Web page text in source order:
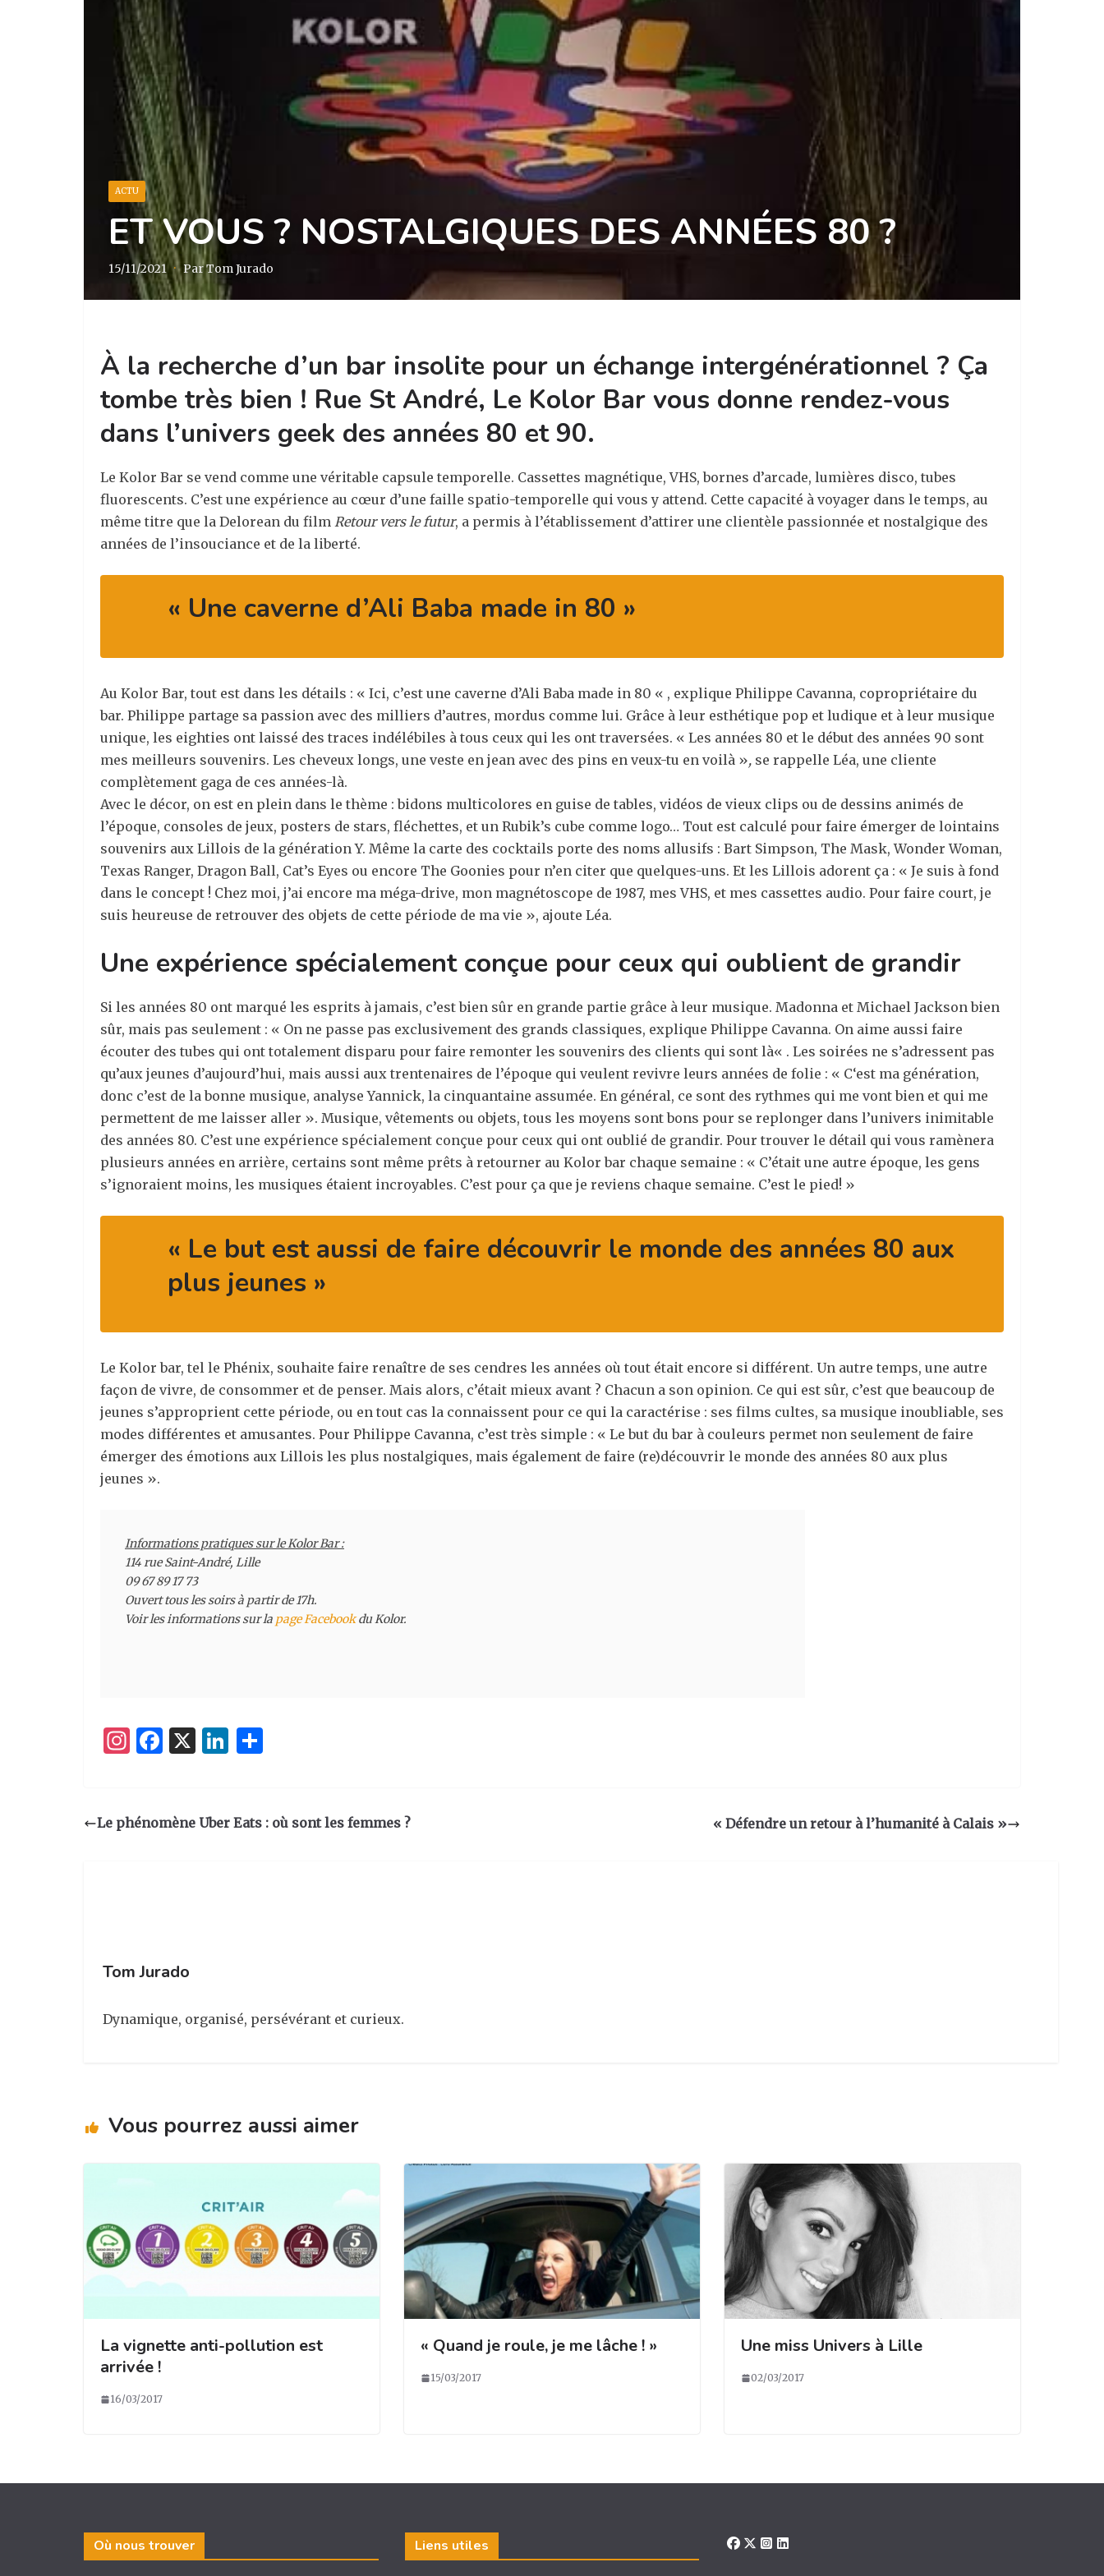
ACTU
ET VOUS ? NOSTALGIQUES DES ANNÉES 80 ?
15/11/2021 · Par Tom Jurado
À la recherche d’un bar insolite pour un échange intergénérationnel ? Ça
tombe très bien ! Rue St André, Le Kolor Bar vous donne rendez-vous
dans l’univers geek des années 80 et 90.
Le Kolor Bar se vend comme une véritable capsule temporelle. Cassettes magnétique, VHS, bornes d’arcade, lumières disco, tubes
fluorescents. C’est une expérience au cœur d’une faille spatio-temporelle qui vous y attend. Cette capacité à voyager dans le temps, au
même titre que la Delorean du film Retour vers le futur, a permis à l’établissement d’attirer une clientèle passionnée et nostalgique des
années de l’insouciance et de la liberté.
« Une caverne d’Ali Baba made in 80 »
Au Kolor Bar, tout est dans les détails : « Ici, c’est une caverne d’Ali Baba made in 80 « , explique Philippe Cavanna, copropriétaire du
bar. Philippe partage sa passion avec des milliers d’autres, mordus comme lui. Grâce à leur esthétique pop et ludique et à leur musique
unique, les eighties ont laissé des traces indélébiles à tous ceux qui les ont traversées. « Les années 80 et le début des années 90 sont
mes meilleurs souvenirs. Les cheveux longs, une veste en jean avec des pins en veux-tu en voilà », se rappelle Léa, une cliente
complètement gaga de ces années-là.
Avec le décor, on est en plein dans le thème : bidons multicolores en guise de tables, vidéos de vieux clips ou de dessins animés de
l’époque, consoles de jeux, posters de stars, fléchettes, et un Rubik’s cube comme logo… Tout est calculé pour faire émerger de lointains
souvenirs aux Lillois de la génération Y. Même la carte des cocktails porte des noms allusifs : Bart Simpson, The Mask, Wonder Woman,
Texas Ranger, Dragon Ball, Cat’s Eyes ou encore The Goonies pour n’en citer que quelques-uns. Et les Lillois adorent ça : « Je suis à fond
dans le concept ! Chez moi, j’ai encore ma méga-drive, mon magnétoscope de 1987, mes VHS, et mes cassettes audio. Pour faire court, je
suis heureuse de retrouver des objets de cette période de ma vie », ajoute Léa.
Une expérience spécialement conçue pour ceux qui oublient de grandir
Si les années 80 ont marqué les esprits à jamais, c’est bien sûr en grande partie grâce à leur musique. Madonna et Michael Jackson bien
sûr, mais pas seulement : « On ne passe pas exclusivement des grands classiques, explique Philippe Cavanna. On aime aussi faire
écouter des tubes qui ont totalement disparu pour faire remonter les souvenirs des clients qui sont là« . Les soirées ne s’adressent pas
qu’aux jeunes d’aujourd’hui, mais aussi aux trentenaires de l’époque qui veulent revivre leurs années de folie : « C‘est ma génération,
donc c’est de la bonne musique, analyse Yannick, la cinquantaine assumée. En général, ce sont des rythmes qui me vont bien et qui me
permettent de me laisser aller ». Musique, vêtements ou objets, tous les moyens sont bons pour se replonger dans l’univers inimitable
des années 80. C’est une expérience spécialement conçue pour ceux qui ont oublié de grandir. Pour trouver le détail qui vous ramènera
plusieurs années en arrière, certains sont même prêts à retourner au Kolor bar chaque semaine : « C’était une autre époque, les gens
s’ignoraient moins, les musiques étaient incroyables. C’est pour ça que je reviens chaque semaine. C’est le pied! »
« Le but est aussi de faire découvrir le monde des années 80 aux
plus jeunes »
Le Kolor bar, tel le Phénix, souhaite faire renaître de ses cendres les années où tout était encore si différent. Un autre temps, une autre
façon de vivre, de consommer et de penser. Mais alors, c’était mieux avant ? Chacun a son opinion. Ce qui est sûr, c’est que beaucoup de
jeunes s’approprient cette période, ou en tout cas la connaissent pour ce qui la caractérise : ses films cultes, sa musique inoubliable, ses
modes différentes et amusantes. Pour Philippe Cavanna, c’est très simple : « Le but du bar à couleurs permet non seulement de faire
émerger des émotions aux Lillois les plus nostalgiques, mais également de faire (re)découvrir le monde des années 80 aux plus
jeunes ».
Informations pratiques sur le Kolor Bar :
114 rue Saint-André, Lille
09 67 89 17 73
Ouvert tous les soirs à partir de 17h.
Voir les informations sur la page Facebook du Kolor.
I
a
F
e
X
Li
e
g
Le phénomène Uber Eats : où sont les femmes ? « Défendre un retour à l’humanité à Calais »
Tom Jurado
Dynamique, organisé, persévérant et curieux.
Vous pourrez aussi aimer
La vignette anti-pollution est
arrivée !
16/03/2017
« Quand je roule, je me lâche ! »
15/03/2017
Une miss Univers à Lille
02/03/2017
Où nous trouver Liens utiles